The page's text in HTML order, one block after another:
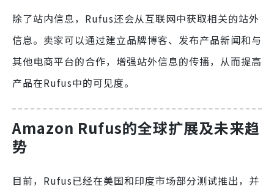
除了站内信息，Rufus还会从互联网中获取相关的站外
信息。卖家可以通过建立品牌博客、发布产品新闻和与
其他电商平台的合作，增强站外信息的传播，从而提高
产品在Rufus中的可见度。
Amazon Rufus的全球扩展及未来趋
势
目前，Rufus已经在美国和印度市场部分测试推出，并